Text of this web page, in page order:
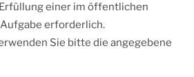
einer im öffentlichen
erforderlich.
Sie bitte die angegebene